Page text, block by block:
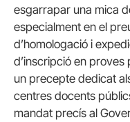
esgarrapar una mica
especialment en el
d’homologació i
d’inscripció en
un precepte dedicat
centres docents
mandat precís al